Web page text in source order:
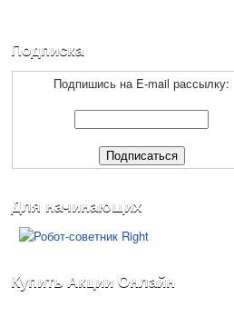
Подписка
Подпишись на E-mail рассылку:
Для начинающих
Купить Акции Онлайн